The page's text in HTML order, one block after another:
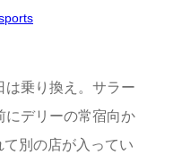
は乗り換え。サラー
にデリーの常宿向か
別の店が入ってい